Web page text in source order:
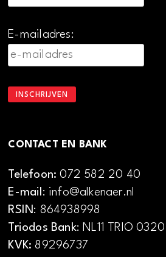
E-mailadres:
CONTACT EN BANK
Telefoon:072 582 20 40
E-mail: info@alkenaer.nl
RSIN: 864938998
Triodos Bank: NL11 TRIO
KVK: 89296737